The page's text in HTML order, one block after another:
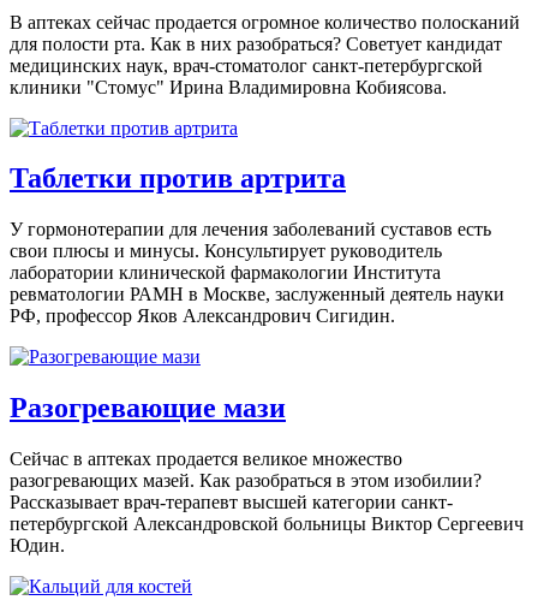
В аптеках сейчас продается огромное количество полосканий
для полости рта. Как в них разобраться? Советует кандидат
медицинских наук, врач-стоматолог санкт-петербургской
клиники "Стомус" Ирина Владимировна Кобиясова.
Таблетки против артрита
У гормонотерапии для лечения заболеваний суставов есть
свои плюсы и минусы. Консультирует руководитель
лаборатории клинической фармакологии Института
ревматологии РАМН в Москве, заслуженный деятель науки
РФ, профессор Яков Александрович Сигидин.
Разогревающие мази
Сейчас в аптеках продается великое множество
разогревающих мазей. Как разобраться в этом изобилии?
Рассказывает врач-терапевт высшей категории санкт-
петербургской Александровской больницы Виктор Сергеевич
Юдин.